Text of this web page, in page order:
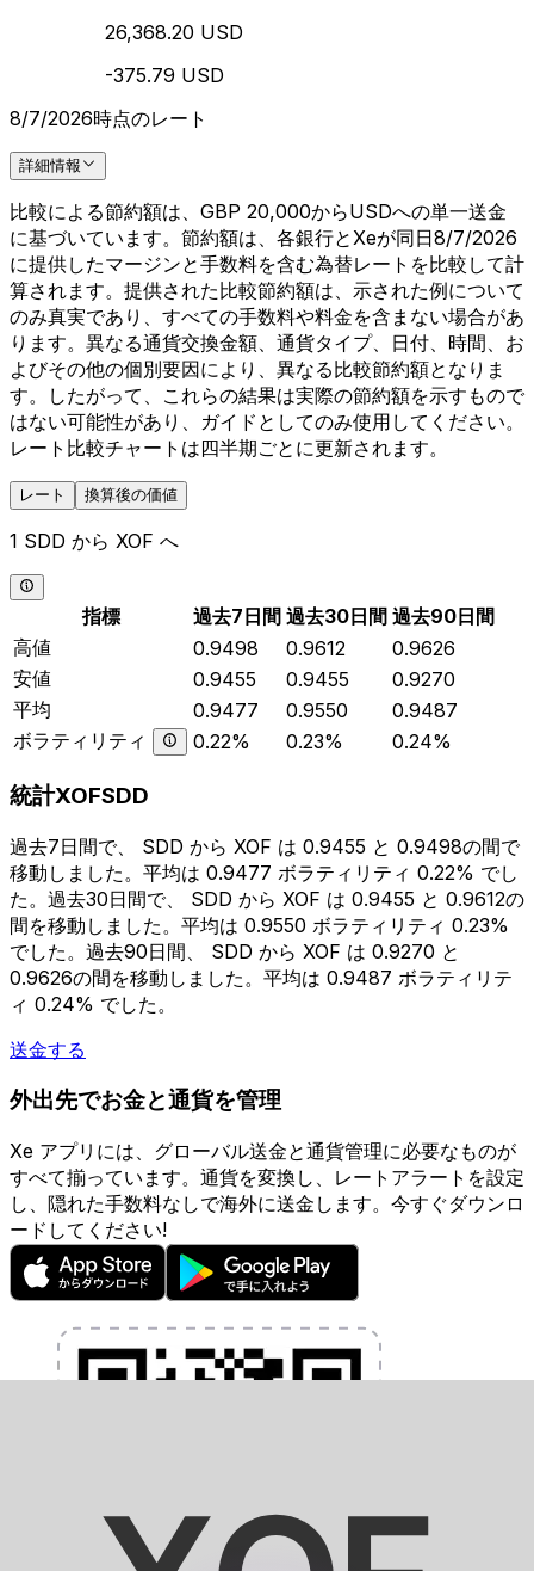
26,368.20 USD
-375.79 USD
8/7/2026時点のレート
詳細情報
比較による節約額は、GBP 20,000からUSDへの単一送金
に基づいています。節約額は、各銀行とXeが同日8/7/2026
に提供したマージンと手数料を含む為替レートを比較して計
算されます。提供された比較節約額は、示された例について
のみ真実であり、すべての手数料や料金を含まない場合があ
ります。異なる通貨交換金額、通貨タイプ、日付、時間、お
よびその他の個別要因により、異なる比較節約額となりま
す。したがって、これらの結果は実際の節約額を示すもので
はない可能性があり、ガイドとしてのみ使用してください。
レート比較チャートは四半期ごとに更新されます。
レート 換算後の価値
1 SDD から XOF へ
指標 過去7日間 過去30日間 過去90日間
高値
0.9498 0.9612
0.9626
安値
0.9455 0.9455
0.9270
平均
0.9477 0.9550
0.9487
ボラティリティ
0.22% 0.23% 0.24%
統計XOFSDD
過去7日間で、 SDD から XOF は 0.9455 と 0.9498の間で
移動しました。平均は 0.9477 ボラティリティ 0.22% でし
た。過去30日間で、 SDD から XOF は 0.9455 と 0.9612の
間を移動しました。平均は 0.9550 ボラティリティ 0.23%
でした。過去90日間、 SDD から XOF は 0.9270 と
0.9626の間を移動しました。平均は 0.9487 ボラティリテ
ィ 0.24% でした。
送金する
外出先でお金と通貨を管理
Xe アプリには、グローバル送金と通貨管理に必要なものが
すべて揃っています。通貨を変換し、レートアラートを設定
し、隠れた手数料なしで海外に送金します。今すぐダウンロ
ードしてください!